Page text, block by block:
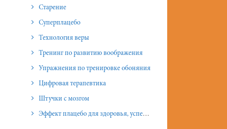
Старение
Суперплацебо
Технология веры
Тренинг по развитию воображения
Упражнения по тренировке обоняния
Цифровая терапевтика
Штучки с мозгом
Эффект плацебо для здоровья, успеха и отношений